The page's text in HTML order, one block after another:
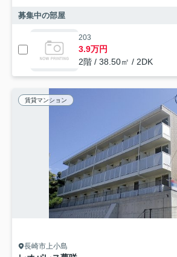
募集中の部屋
203
3.9万円
2階 / 38.50㎡ / 2DK
賃貸マンション
長崎市上小島